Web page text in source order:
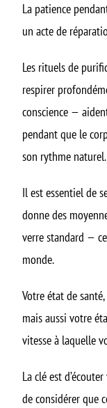
La patience
un acte de
Les rituels de
respirer
conscience —
pendant que le
son rythme naturel.
Il est essentiel de
donne des
verre standard —
monde.
Votre état de
mais aussi votre
vitesse à laquelle
La clé est
de considérer que